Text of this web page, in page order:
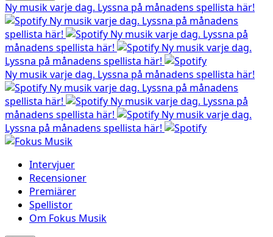
Ny musik varje dag. Lyssna på månadens spellista här!
Ny musik varje dag. Lyssna på månadens
spellista här!
Ny musik varje dag. Lyssna på
månadens spellista här!
Ny musik varje dag.
Lyssna på månadens spellista här!
Ny musik varje dag. Lyssna på månadens spellista här!
Ny musik varje dag. Lyssna på månadens
spellista här!
Ny musik varje dag. Lyssna på
månadens spellista här!
Ny musik varje dag.
Lyssna på månadens spellista här!
Intervjuer
Recensioner
Premiärer
Spellistor
Om Fokus Musik